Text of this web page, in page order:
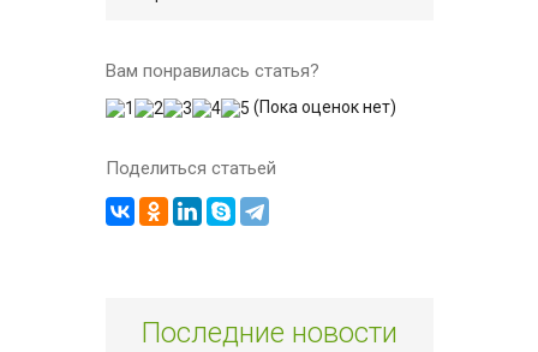
Вам понравилась статья?
(Пока оценок нет)
Поделиться статьей
Последние новости